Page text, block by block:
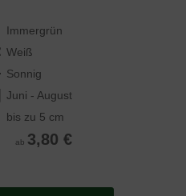
Immergrün
Weiß
Sonnig
Juni - August
bis zu 5 cm
ab 3,80 €